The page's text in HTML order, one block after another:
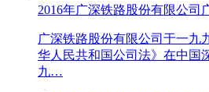
2016年广深铁路股份有限公司
广深铁路股份有限公司于一九
华人民共和国公司法》在中国
九…